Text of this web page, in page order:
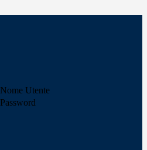
Nome Utente
Password